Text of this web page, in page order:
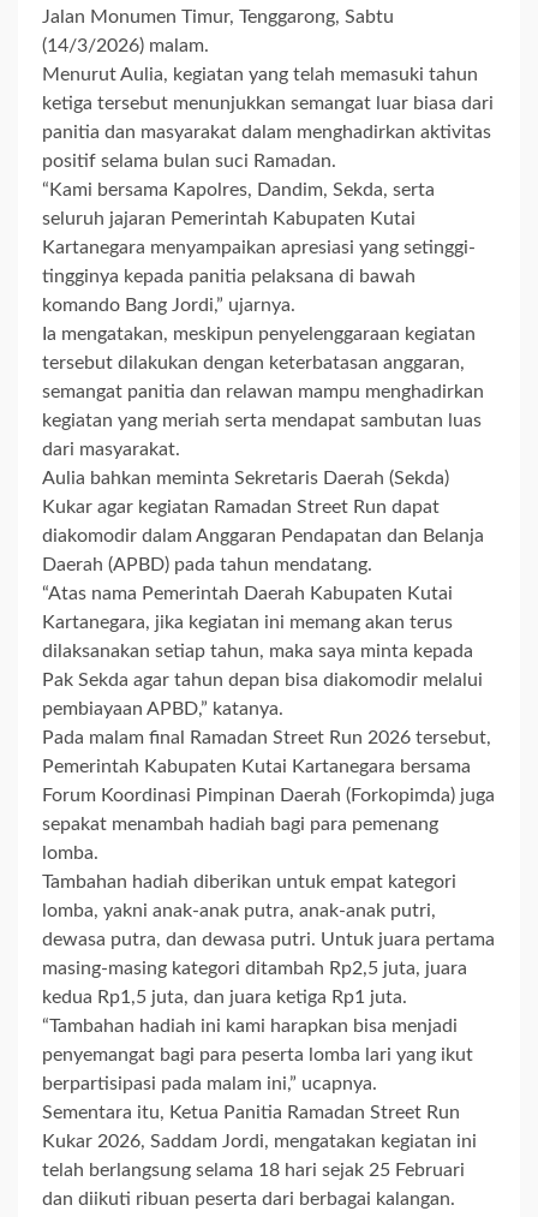
Jalan Monumen Timur, Tenggarong, Sabtu
(14/3/2026) malam.
Menurut Aulia, kegiatan yang telah memasuki tahun
ketiga tersebut menunjukkan semangat luar biasa dari
panitia dan masyarakat dalam menghadirkan aktivitas
positif selama bulan suci Ramadan.
“Kami bersama Kapolres, Dandim, Sekda, serta
seluruh jajaran Pemerintah Kabupaten Kutai
Kartanegara menyampaikan apresiasi yang setinggi-
tingginya kepada panitia pelaksana di bawah
komando Bang Jordi,” ujarnya.
Ia mengatakan, meskipun penyelenggaraan kegiatan
tersebut dilakukan dengan keterbatasan anggaran,
semangat panitia dan relawan mampu menghadirkan
kegiatan yang meriah serta mendapat sambutan luas
dari masyarakat.
Aulia bahkan meminta Sekretaris Daerah (Sekda)
Kukar agar kegiatan Ramadan Street Run dapat
diakomodir dalam Anggaran Pendapatan dan Belanja
Daerah (APBD) pada tahun mendatang.
“Atas nama Pemerintah Daerah Kabupaten Kutai
Kartanegara, jika kegiatan ini memang akan terus
dilaksanakan setiap tahun, maka saya minta kepada
Pak Sekda agar tahun depan bisa diakomodir melalui
pembiayaan APBD,” katanya.
Pada malam final Ramadan Street Run 2026 tersebut,
Pemerintah Kabupaten Kutai Kartanegara bersama
Forum Koordinasi Pimpinan Daerah (Forkopimda) juga
sepakat menambah hadiah bagi para pemenang
lomba.
Tambahan hadiah diberikan untuk empat kategori
lomba, yakni anak-anak putra, anak-anak putri,
dewasa putra, dan dewasa putri. Untuk juara pertama
masing-masing kategori ditambah Rp2,5 juta, juara
kedua Rp1,5 juta, dan juara ketiga Rp1 juta.
“Tambahan hadiah ini kami harapkan bisa menjadi
penyemangat bagi para peserta lomba lari yang ikut
berpartisipasi pada malam ini,” ucapnya.
Sementara itu, Ketua Panitia Ramadan Street Run
Kukar 2026, Saddam Jordi, mengatakan kegiatan ini
telah berlangsung selama 18 hari sejak 25 Februari
dan diikuti ribuan peserta dari berbagai kalangan.